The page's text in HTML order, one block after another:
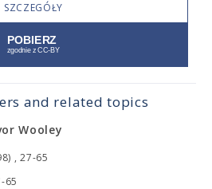
SZCZEGÓŁY
and related topics
Wooley
, 27-65
65